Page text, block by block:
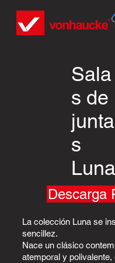
Sala
s de
junta
s
Luna
Descarga
La colección Luna se
sencillez.
Nace un clásico
atemporal y polivalente,